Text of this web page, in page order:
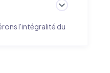
l'intégralité du